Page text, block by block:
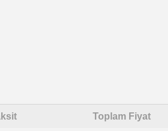
Toplam Fiyat